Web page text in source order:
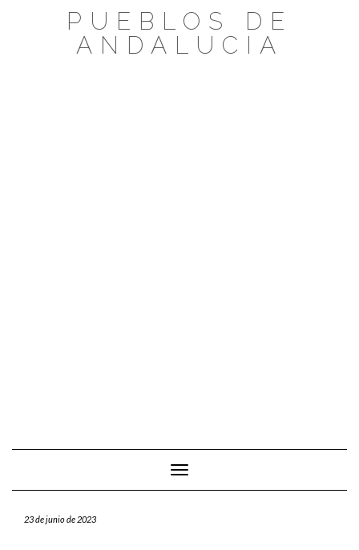
PUEBLOS DE
ANDALUCIA
Cambiar modo de navegación
23 de junio de 2023